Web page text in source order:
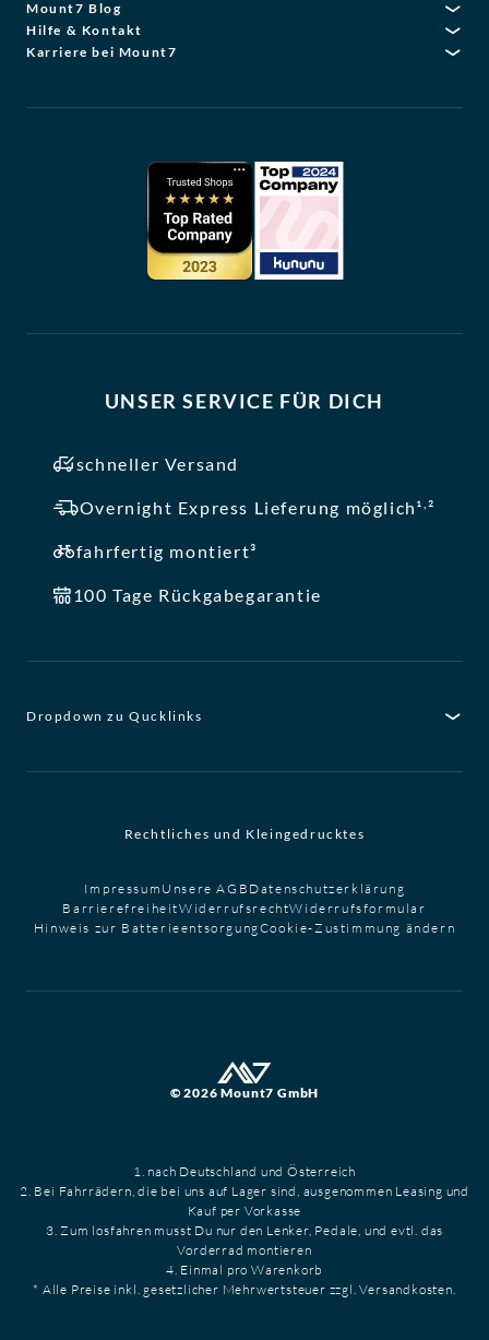
Mount7 Blog
Hilfe & Kontakt
Karriere bei Mount7
UNSER SERVICE FÜR DICH
schneller Versand
Overnight Express Lieferung möglich¹ ,²
fahrfertig montiert³
100 Tage Rückgabegarantie
Dropdown zu Qucklinks
Rechtliches und Kleingedrucktes
Impressum Unsere AGB Datenschutzerklärung
BarrierefreiheitWiderrufsrechtWiderrufsformular
Hinweis zur BatterieentsorgungCookie-Zustimmung ändern
© 2026 Mount7 GmbH
1. nach Deutschland und Österreich
2. Bei Fahrrädern, die bei uns auf Lager sind, ausgenommen Leasing und
Kauf per Vorkasse
3. Zum losfahren musst Du nur den Lenker, Pedale, und evtl. das
Vorderrad montieren
4. Einmal pro Warenkorb
* Alle Preise inkl. gesetzlicher Mehrwertsteuer zzgl. Versandkosten.